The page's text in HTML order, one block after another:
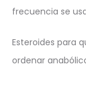
frecuencia se
Esteroides para
ordenar